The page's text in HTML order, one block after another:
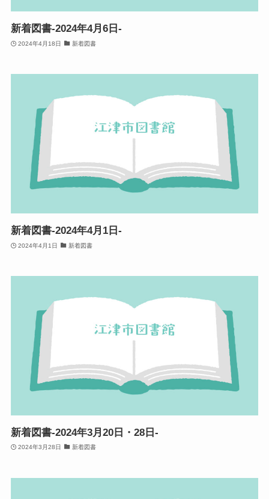
新着図書-2024年4月6日-
2024年4月18日 新着図書
新着図書-2024年4月1日-
2024年4月1日 新着図書
新着図書-2024年3月20日・28日-
2024年3月28日 新着図書